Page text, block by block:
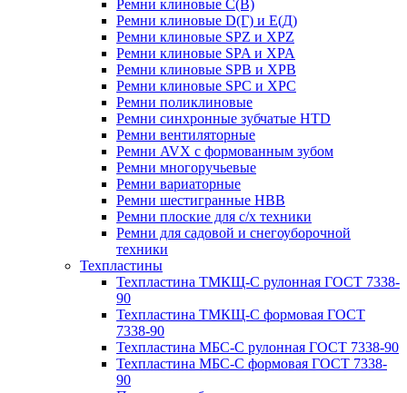
Ремни клиновые С(В)
Ремни клиновые D(Г) и Е(Д)
Ремни клиновые SPZ и XPZ
Ремни клиновые SPA и XPA
Ремни клиновые SPB и XPB
Ремни клиновые SPC и XPC
Ремни поликлиновые
Ремни синхронные зубчатые HTD
Ремни вентиляторные
Ремни AVX с формованным зубом
Ремни многоручьевые
Ремни вариаторные
Ремни шестигранные HBB
Ремни плоские для с/х техники
Ремни для садовой и снегоуборочной
техники
Техпластины
Техпластина ТМКЩ-С рулонная ГОСТ 7338-
90
Техпластина ТМКЩ-С формовая ГОСТ
7338-90
Техпластина МБС-С рулонная ГОСТ 7338-90
Техпластина МБС-С формовая ГОСТ 7338-
90